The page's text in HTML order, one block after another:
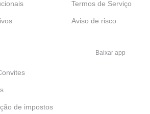
de impostos
Termos de Serviço
Aviso de risco
Baixar app